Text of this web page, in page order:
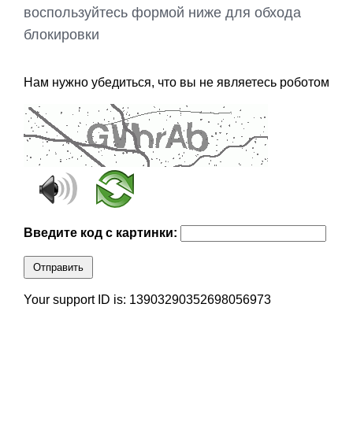
воспользуйтесь формой ниже для обхода
блокировки
Нам нужно убедиться, что вы не являетесь роботом
Введите код с картинки:
Отправить
Your support ID is: 13903290352698056973